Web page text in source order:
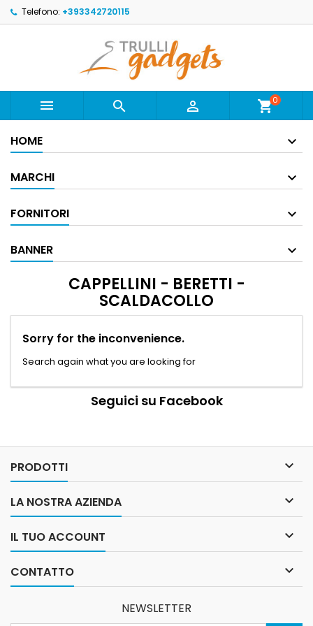
Telefono: +393342720115
   shopping_cart0
HOME
MARCHI
FORNITORI
BANNER
CAPPELLINI - BERETTI -
SCALDACOLLO
Sorry for the inconvenience.
Search again what you are looking for
Seguici su Facebook
PRODOTTI 
LA NOSTRA AZIENDA 
IL TUO ACCOUNT 
CONTATTO 
NEWSLETTER